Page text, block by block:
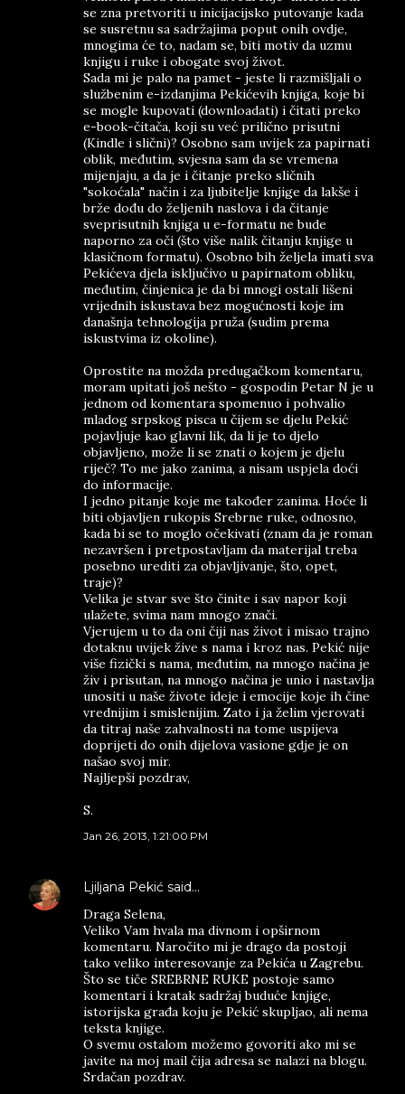
se zna pretvoriti u inicijacijsko putovanje kada
se susretnu sa sadržajima poput onih ovdje,
mnogima će to, nadam se, biti motiv da uzmu
knjigu i ruke i obogate svoj život.
Sada mi je palo na pamet - jeste li razmišljali o
službenim e-izdanjima Pekićevih knjiga, koje bi
se mogle kupovati (downloadati) i čitati preko
e-book-čitača, koji su već prilično prisutni
(Kindle i slični)? Osobno sam uvijek za papirnati
oblik, međutim, svjesna sam da se vremena
mijenjaju, a da je i čitanje preko sličnih
"sokoćala" način i za ljubitelje knjige da lakše i
brže dođu do željenih naslova i da čitanje
sveprisutnih knjiga u e-formatu ne bude
naporno za oči (što više nalik čitanju knjige u
klasičnom formatu). Osobno bih željela imati sva
Pekićeva djela isključivo u papirnatom obliku,
međutim, činjenica je da bi mnogi ostali lišeni
vrijednih iskustava bez mogućnosti koje im
današnja tehnologija pruža (sudim prema
iskustvima iz okoline).
Oprostite na možda predugačkom komentaru,
moram upitati još nešto - gospodin Petar N je u
jednom od komentara spomenuo i pohvalio
mladog srpskog pisca u čijem se djelu Pekić
pojavljuje kao glavni lik, da li je to djelo
objavljeno, može li se znati o kojem je djelu
riječ? To me jako zanima, a nisam uspjela doći
do informacije.
I jedno pitanje koje me također zanima. Hoće li
biti objavljen rukopis Srebrne ruke, odnosno,
kada bi se to moglo očekivati (znam da je roman
nezavršen i pretpostavljam da materijal treba
posebno urediti za objavljivanje, što, opet,
traje)?
Velika je stvar sve što činite i sav napor koji
ulažete, svima nam mnogo znači.
Vjerujem u to da oni čiji nas život i misao trajno
dotaknu uvijek žive s nama i kroz nas. Pekić nije
više fizički s nama, međutim, na mnogo načina je
živ i prisutan, na mnogo načina je unio i nastavlja
unositi u naše živote ideje i emocije koje ih čine
vrednijim i smislenijim. Zato i ja želim vjerovati
da titraj naše zahvalnosti na tome uspijeva
doprijeti do onih dijelova vasione gdje je on
našao svoj mir.
Najljepši pozdrav,
S.
Jan 26, 2013, 1:21:00 PM
Ljiljana Pekić said…
Draga Selena,
Veliko Vam hvala ma divnom i opširnom
komentaru. Naročito mi je drago da postoji
tako veliko interesovanje za Pekića u Zagrebu.
Što se tiče SREBRNE RUKE postoje samo
komentari i kratak sadržaj buduće knjige,
istorijska građa koju je Pekić skupljao, ali nema
teksta knjige.
O svemu ostalom možemo govoriti ako mi se
javite na moj mail čija adresa se nalazi na blogu.
Srdačan pozdrav.